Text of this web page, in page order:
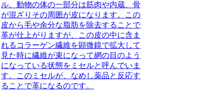
ル。動物の体の一部分は筋肉や内蔵、骨
が混ざりその周囲が皮になります。この
皮から毛や余分な脂肪を除去することで
革が仕上がりますが、この皮の中に含ま
れるコラーゲン繊維を顕微鏡で拡大して
見た時に繊維が束になって網の目のよう
になっている状態をミセルと呼んでいま
す。このミセルが、なめし薬品と反応す
ることで革になるのです。